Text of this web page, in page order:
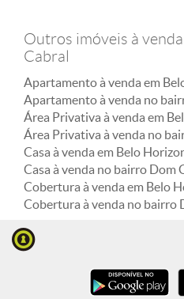
Outros imóveis à
Cabral
Apartamento à venda em
Apartamento à venda no
Área Privativa à venda em
Área Privativa à venda no
Casa à venda em Belo
Casa à venda no bairro Dom
Cobertura à venda em Belo
Cobertura à venda no bairro